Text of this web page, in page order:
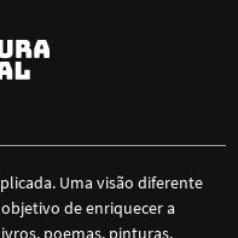
Uma visão diferente
de enriquecer a
poemas, pinturas,